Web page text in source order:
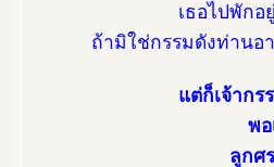
เธอไปพัก
ถ้ามิใช่กรรมดังท่านอ
แต่ก็เจ้ากร
พ
ลูกศ